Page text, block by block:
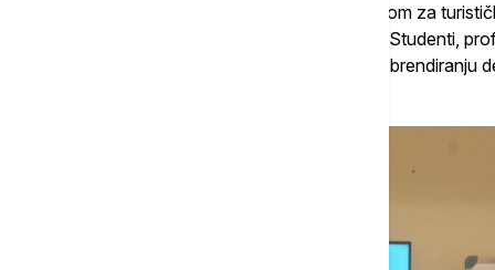
Projekat se realizuje u saradnji sa Fakultetom za
Singidunum, Visokom turističkom školom. Studenti,
posvećenim razvoju turističkih proizvoda, brendiranju